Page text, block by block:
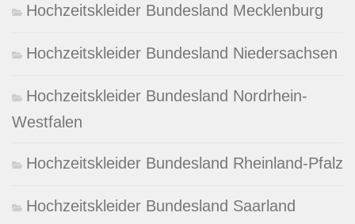
Hochzeitskleider Bundesland Mecklenburg
Hochzeitskleider Bundesland Niedersachsen
Hochzeitskleider Bundesland Nordrhein-
Westfalen
Hochzeitskleider Bundesland Rheinland-Pfalz
Hochzeitskleider Bundesland Saarland